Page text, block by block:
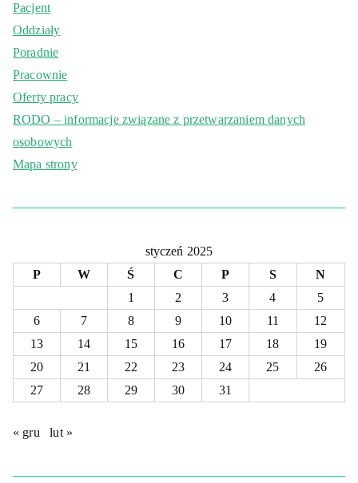
Pacjent
Oddziały
Poradnie
Pracownie
Oferty pracy
RODO – informacje związane z przetwarzaniem danych
osobowych
Mapa strony
styczeń 2025
P
W Ś C P S
N
1
2 3 4
5
6
7 8 9 10 11
12
13
14 15 16 17 18
19
20
21 22 23 24 25
26
27
28 29 30 31
« gru lut »